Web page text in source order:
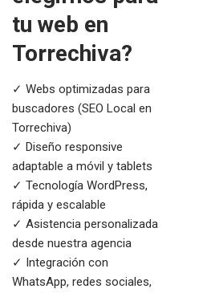
tu web en
Torrechiva?
✓ Webs optimizadas para
buscadores (SEO Local en
Torrechiva)
✓ Diseño responsive
adaptable a móvil y tablets
✓ Tecnología WordPress,
rápida y escalable
✓ Asistencia personalizada
desde nuestra agencia
✓ Integración con
WhatsApp, redes sociales,